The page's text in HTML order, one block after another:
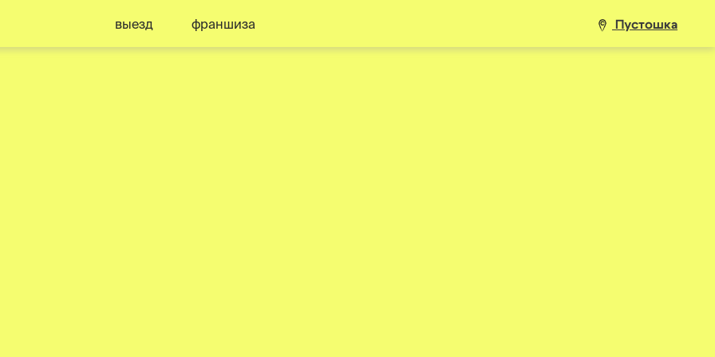
выезд франшиза Пустошка